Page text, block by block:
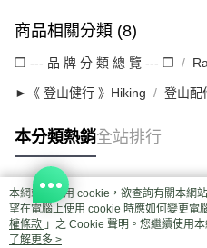
商品相關分類 (8)
❒ --- 品 牌 分 類 總 覽 --- ❒
►《 登山健行 》Hiking 登山配
本分類熱銷全站排行
熱門標籤
本網站中使用 cookie，欲查詢有關本網
望在電腦上使用 cookie 時應如何變更電
權條款 」之 Cookie 聲明。您繼續使用
用條款之 Cookie 聲明使用 cookie。
了解更多 >